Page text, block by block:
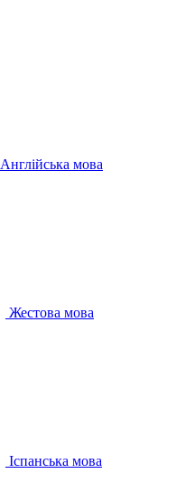
Англійська мова
Жестова мова
Іспанська мова